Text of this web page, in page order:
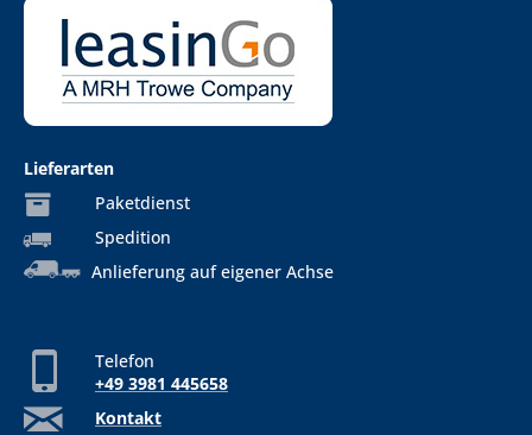
Lieferarten
Paketdienst
Spedition
Anlieferung auf eigener Achse
Telefon
+49 3981 445658
Kontakt